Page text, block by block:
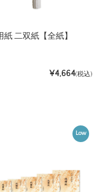
紙 二双紙【全紙】
¥4,664(税込)
Low